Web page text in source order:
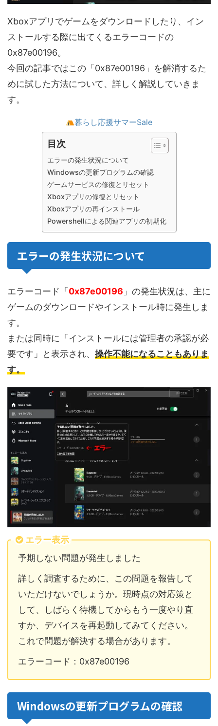
Xboxアプリでゲームをダウンロードしたり、イン
ストールする際に出てくるエラーコードの
0x87e00196。
今回の記事ではこの「0x87e00196」を解消するた
めに試した方法について、詳しく解説していきま
す。
暮らし応援サマーSale
目次
エラーの発生状況について
Windowsの更新プログラムの確認
ゲームサービスの修復とリセット
Xboxアプリの修復とリセット
Xboxアプリの再インストール
Powershellによる関連アプリの初期化
エラーの発生状況について
エラーコード「 0x87e00196 」の発生状況は、主に
ゲームのダウンロードやインストール時に発生しま
す。
または同時に「インストールには管理者の承認が必
要です」と表示され、 操作不能になることもありま
す。
エラー表示
予期しない問題が発生しました
詳しく調査するために、この問題を報告して
いただけないでしょうか。現時点の対応策と
して、しばらく待機してからもう一度やり直
すか、デバイスを再起動してみてください。
これで問題が解決する場合があります。
エラーコード：0x87e00196
Windowsの更新プログラムの確認